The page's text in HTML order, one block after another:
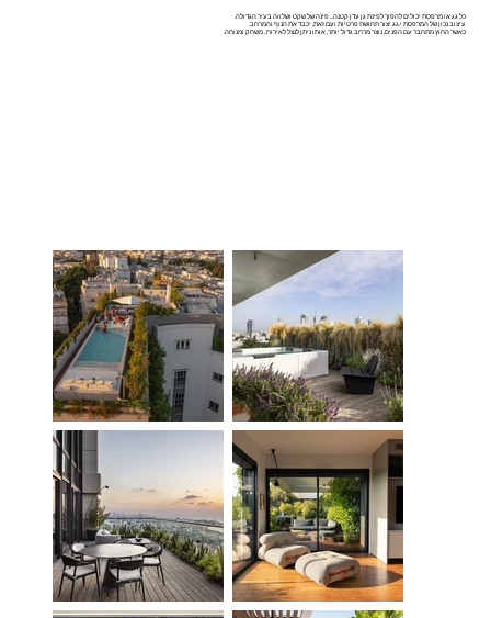
כל גג או מרפסת יכולים להפוך לפינת גן עדן קטנה... פינה של שקט ושלווה בעיר הגדולה.
עיצוב נכון של המרפסת /גג יצור תחושת פרטיות ועם זאת, יכבד את הנוף והמרחב.
כאשר החוץ מתחבר עם הפנים, נוצר מרחב גדול יותר, אותו ניתן לנצל לאירוח , משחק ומנוחה.